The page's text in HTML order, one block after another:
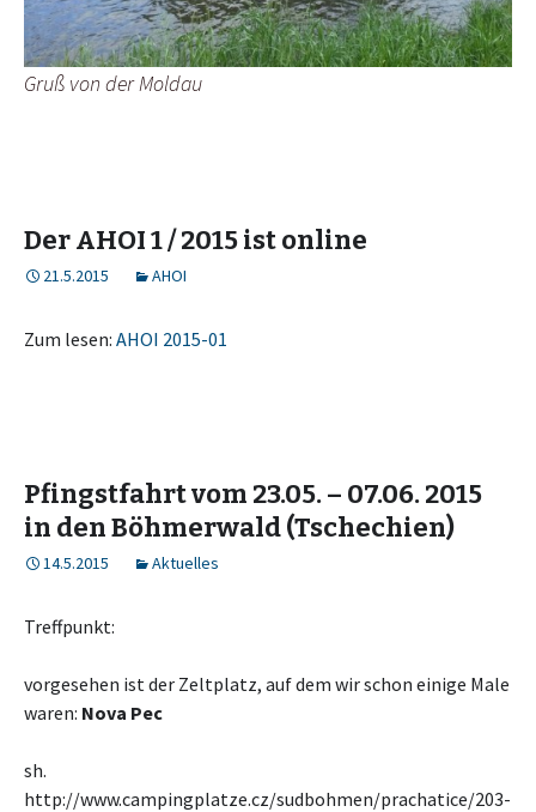
Gruß von der Moldau
Der AHOI 1 / 2015 ist online
21.5.2015 AHOI
Zum lesen: AHOI 2015-01
Pfingstfahrt vom 23.05. – 07.06. 2015
in den Böhmerwald (Tschechien)
14.5.2015 Aktuelles
Treffpunkt:
vorgesehen ist der Zeltplatz, auf dem wir schon einige Male
waren: Nova Pec
sh.
http://www.campingplatze.cz/sudbohmen/prachatice/203-